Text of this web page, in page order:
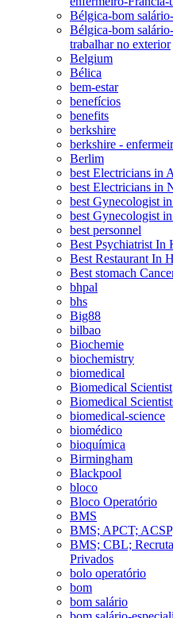
Bélgica-bom
Bélgica-bom
trabalhar no exterior
Belgium
Bélica
bem-estar
benefícios
benefits
berkshire
berkshire -
Berlim
best Electricians in
best Electricians in
best Gynecologist
best Gynecologist
best personnel
Best Psychiatrist In
Best Restaurant In
Best stomach
bhpal
bhs
Big88
bilbao
Biochemie
biochemistry
biomedical
Biomedical Scientist
Biomedical
biomedical-science
biomédico
bioquímica
Birmingham
Blackpool
bloco
Bloco Operatório
BMS
BMS; APCT;
BMS; CBL;
Privados
bolo operatório
bom
bom salário